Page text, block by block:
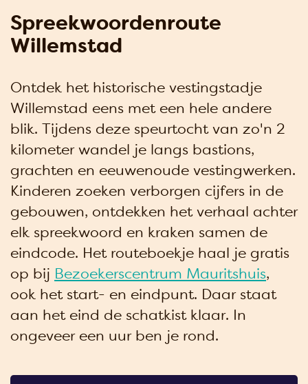
Spreekwoordenroute
Willemstad
Ontdek het historische vestingstadje
Willemstad eens met een hele andere
blik. Tijdens deze speurtocht van zo'n 2
kilometer wandel je langs bastions,
grachten en eeuwenoude vestingwerken.
Kinderen zoeken verborgen cijfers in de
gebouwen, ontdekken het verhaal achter
elk spreekwoord en kraken samen de
eindcode. Het routeboekje haal je gratis
op bij Bezoekerscentrum Mauritshuis,
ook het start- en eindpunt. Daar staat
aan het eind de schatkist klaar. In
ongeveer een uur ben je rond.